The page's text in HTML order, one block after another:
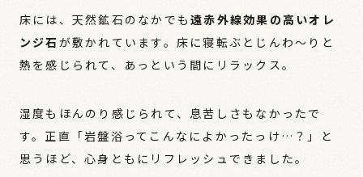
床には、天然鉱石のなかでも遠赤外線効果の高いオレ
ンジ石が敷かれています。床に寝転ぶとじんわ〜りと
熱を感じられて、あっという間にリラックス。
湿度もほんのり感じられて、息苦しさもなかったで
す。正直「岩盤浴ってこんなによかったっけ…？」と
思うほど、心身ともにリフレッシュできました。